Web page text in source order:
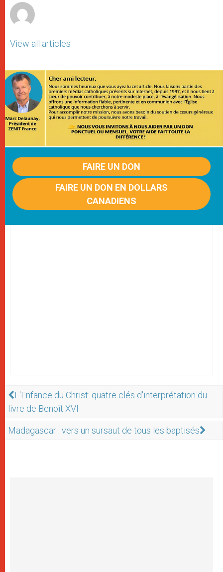
View all articles
FAIRE UN DON
FAIRE UN DON EN DOLLARS
CANADIENS
L'Enfance du Christ: quatre clés d'interprétation du
livre de Benoît XVI
Madagascar : vers un sursaut de tous les baptisés